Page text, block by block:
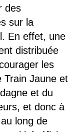
des
sur la
En effet, une
distribuée
les
Train Jaune et
et du
et donc à
long de